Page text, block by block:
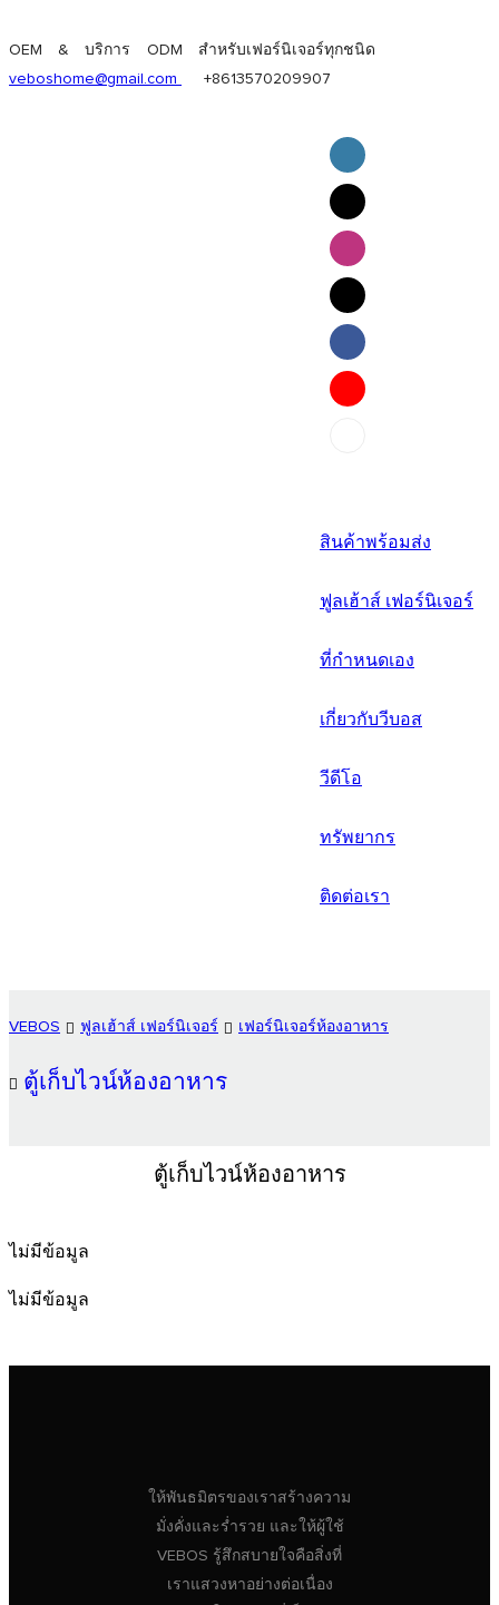
OEM & บริการ ODM สำหรับเฟอร์นิเจอร์ทุกชนิด
veboshome@gmail.com
+8613570209907
English
Pilipino
ภาษาไทย
日语
italiano
français
العربية
สินค้าพร้อมส่ง
ฟูลเฮ้าส์ เฟอร์นิเจอร์
ที่กำหนดเอง
เกี่ยวกับวีบอส
วีดีโอ
ทรัพยากร
ติดต่อเรา
VEBOS ฟูลเฮ้าส์ เฟอร์นิเจอร์ เฟอร์นิเจอร์ห้องอาหาร
ตู้เก็บไวน์ห้องอาหาร
ตู้เก็บไวน์ห้องอาหาร
ไม่มีข้อมูล
ไม่มีข้อมูล
ให้พันธมิตรของเราสร้างความ
มั่งคั่งและร่ำรวย และให้ผู้ใช้
VEBOS รู้สึกสบายใจคือสิ่งที่
เราแสวงหาอย่างต่อเนื่อง